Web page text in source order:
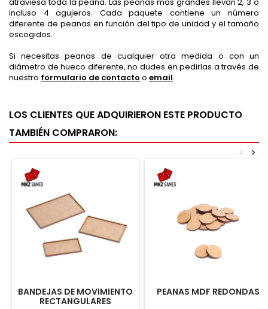
incluso 4 agujeros. Cada paquete contiene un número
diferente de peanas en función del tipo de unidad y el tamaño
escogidos.
Si necesitas peanas de cualquier otra medida o con un
diámetro de hueco diferente, no dudes en pedirlas a través de
nuestro formulario de contacto o email.
LOS CLIENTES QUE ADQUIRIERON ESTE PRODUCTO
TAMBIÉN COMPRARON:
>
<
BANDEJAS DE MOVIMIENTO
RECTANGULARES
PEANAS MDF REDONDAS